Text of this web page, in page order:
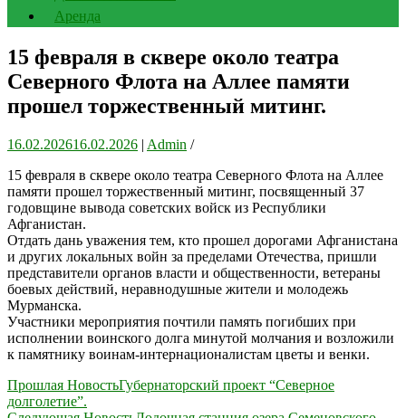
Аренда
15 февраля в сквере около театра
Северного Флота на Аллее памяти
прошел торжественный митинг.
16.02.202616.02.2026 | Admin /
15 февраля в сквере около театра Северного Флота на Аллее
памяти прошел торжественный митинг, посвященный 37
годовщине вывода советских войск из Республики
Афганистан.
Отдать дань уважения тем, кто прошел дорогами Афганистана
и других локальных войн за пределами Отечества, пришли
представители органов власти и общественности, ветераны
боевых действий, неравнодушные жители и молодежь
Мурманска.
Участники мероприятия почтили память погибших при
исполнении воинского долга минутой молчания и возложили
к памятнику воинам-интернационалистам цветы и венки.
Навигация
по
Прошлая НовостьГубернаторский проект “Северное
долголетие”.